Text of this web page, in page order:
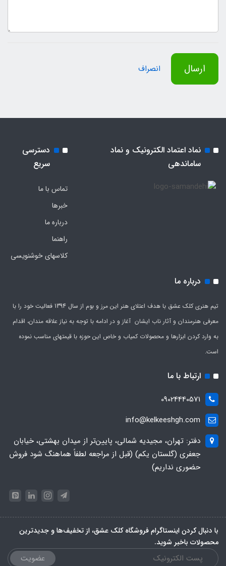
ارسال انصراف
نماد اعتماد الکترونیک و نماد
ساماندهی
دسترسی
سریع
تماس با ما
خبرها
درباره ما
راهنما
کلاسهای خوشنویسی
درباره ما
تیم هنری کلک عشق با هدف اعتلای هنر این مرز و بوم از سال 1394 فعالیت خود را با
معرفی هنرمندان و آثار ناب ایشان آغاز و در ادامه با توجه به نیاز علاقه مندان، اقدام
به وارد کردن ابزارها و محصولات کمیاب و خاص این حوزه با قیمتهای مناسب نموده
است.
ارتباط با ما
09024440571
info@kelkeeshgh.com
دفتر: تهران، مجیدیه شمالی، پایین‌تر از میدان بهشتی، خیابان
جعفری (گلستان یکم) (قبل از مراجعه لطفاً هماهنگ شود فروش
حضوری نداریم)
با دنبال کردن اینستاگرام فروشگاه کلک عشق، از تخفیف‌ها و جدیدترین‌
محصولات باخبر شوید.
عضویت